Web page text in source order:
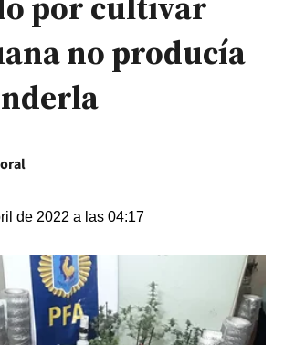
no producía
de 2022 a las 04:17